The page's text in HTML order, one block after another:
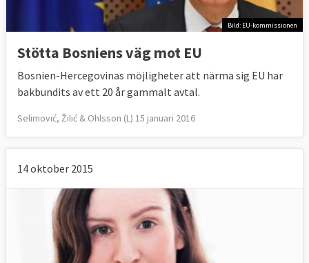
Bild: EU-kommissionen
Stötta Bosniens väg mot EU
Bosnien-Hercegovinas möjligheter att närma sig EU har
bakbundits av ett 20 år gammalt avtal.
Selimović, Žilić & Ohlsson (L) 15 januari 2016
14 oktober 2015